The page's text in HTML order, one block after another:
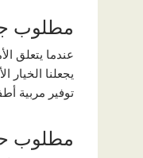
مطلوب
عندما يتعلق
يجعلنا الخيار
توفير مربية
مطلوب